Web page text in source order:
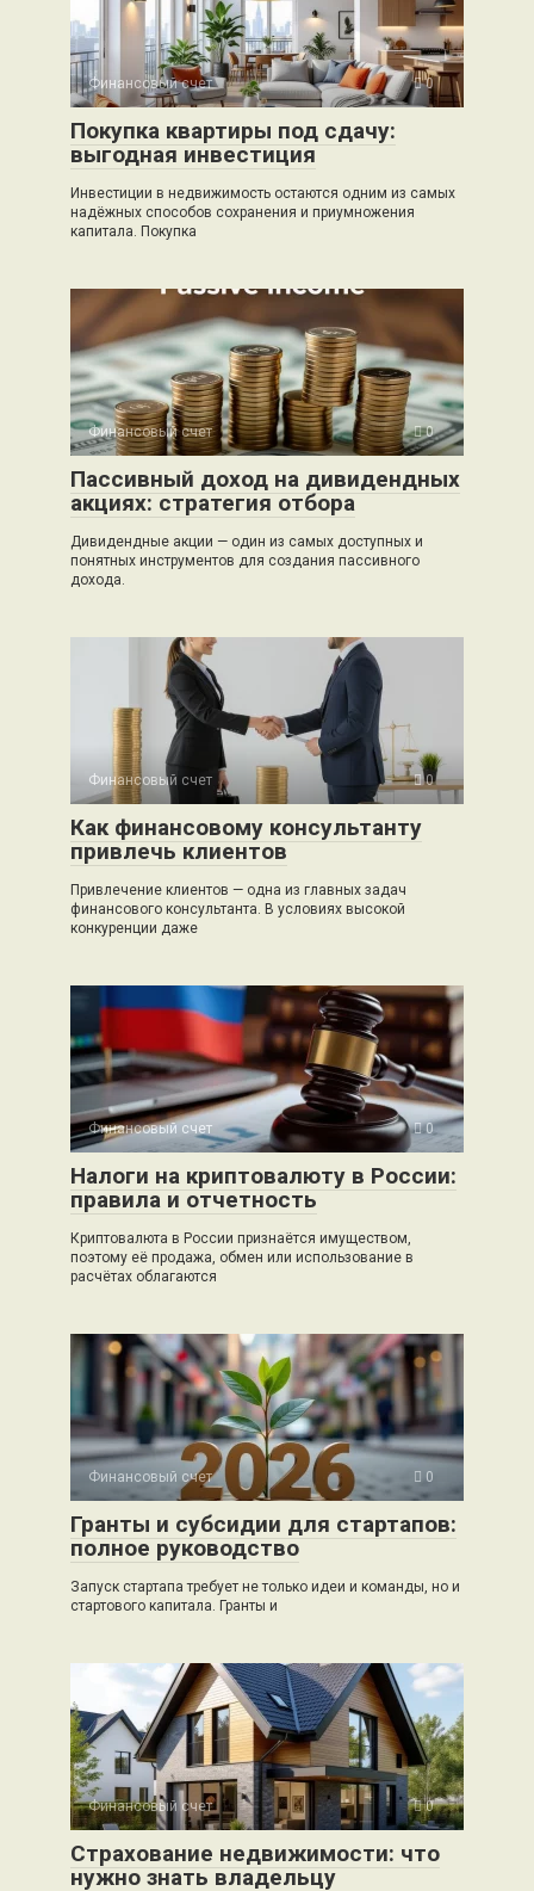
Финансовый счет 0
Покупка квартиры под сдачу:
выгодная инвестиция
Инвестиции в недвижимость остаются одним из самых
надёжных способов сохранения и приумножения
капитала. Покупка
Финансовый счет 0
Пассивный доход на дивидендных
акциях: стратегия отбора
Дивидендные акции — один из самых доступных и
понятных инструментов для создания пассивного
дохода.
Финансовый счет 0
Как финансовому консультанту
привлечь клиентов
Привлечение клиентов — одна из главных задач
финансового консультанта. В условиях высокой
конкуренции даже
Финансовый счет 0
Налоги на криптовалюту в России:
правила и отчетность
Криптовалюта в России признаётся имуществом,
поэтому её продажа, обмен или использование в
расчётах облагаются
Финансовый счет 0
Гранты и субсидии для стартапов:
полное руководство
Запуск стартапа требует не только идеи и команды, но и
стартового капитала. Гранты и
Финансовый счет 0
Страхование недвижимости: что
нужно знать владельцу